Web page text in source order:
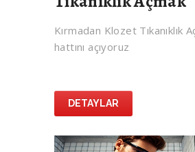
Kırmadan Klozet Tıkanıklık
hattını açıyoruz
DETAYLAR